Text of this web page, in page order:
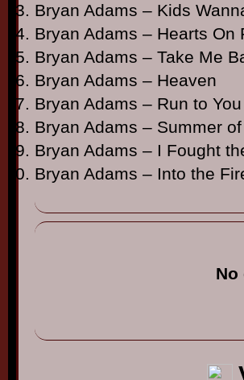
Bryan Adams – Kids
Bryan Adams – Hearts On
Bryan Adams – Take Me
Bryan Adams – Heaven
Bryan Adams – Run to You
Bryan Adams – Summer
Bryan Adams – I Fought
Bryan Adams – Into the
No